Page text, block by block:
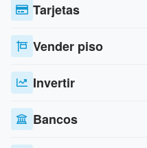
Tarjetas
Vender piso
Invertir
Bancos